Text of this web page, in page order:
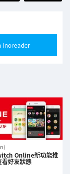
Inoreader
Online新功能推
看好友狀態